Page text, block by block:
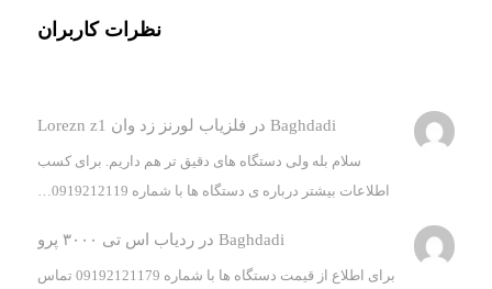
نظرات کاربران
Baghdadi در فلزیاب لورنز زد وان Lorezn z1
سلام بله ولی دستگاه های دقیق تر هم داریم. برای کسب
اطلاعات بیشتر درباره ی دستگاه ها با شماره 0919212119…
Baghdadi درردیاب اس تی ۳۰۰۰ پرو
برای اطلاع از قیمت دستگاه ها با شماره 09192121179 تماس